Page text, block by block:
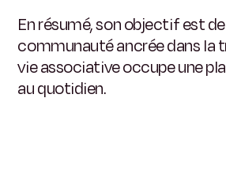
En résumé, son objectif est
communauté ancrée dans la
vie associative occupe une
au quotidien.